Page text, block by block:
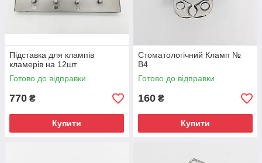
Підставка для клампів
кламерів на 12шт
Готово до відправки
770 ₴
Купити
Стоматологічний Кламп №
В4
Готово до відправки
160 ₴
Купити